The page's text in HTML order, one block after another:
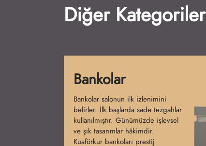
Diğer Kategoriler
Yıkama Koltukları
Yıkama koltukları salonların olmazsa
olmazıdır. Başlangıçta tek parça
modeller üretilmiştir. Günümüzde
konfor ve tasarım birleşmiştir.
Kuaförkur koltukları şıklık ve rahatlık